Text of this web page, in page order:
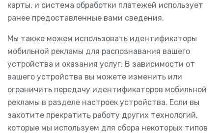
карты, и система обработки платежей использует
ранее предоставленные вами сведения.
Мы также можем использовать идентификаторы
мобильной рекламы для распознавания вашего
устройства и оказания услуг. В зависимости от
вашего устройства вы можете изменить или
ограничить передачу идентификаторов мобильной
рекламы в разделе настроек устройства. Если вы
захотите прекратить работу других технологий,
которые мы используем для сбора некоторых типов